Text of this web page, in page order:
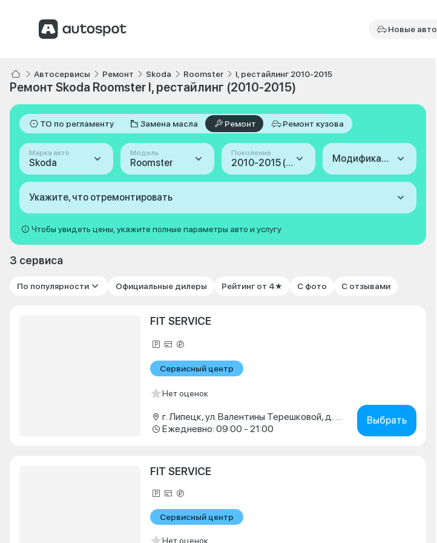
Новые авто
Автосервисы Ремонт Skoda Roomster I, рестайлинг 2010-2015
Ремонт Skoda Roomster I, рестайлинг (2010-2015)
ТО по регламенту Замена масла Ремонт Ремонт кузова
Марка авто
Skoda
Модель
Roomster
Поколение
2010-2015 (I, рестайлинг) Модификация
Укажите, что отремонтировать
Чтобы увидеть цены, укажите полные параметры авто и услугу
3 сервиса
По популярности Официальные дилеры Рейтинг от 4★ С фото С отзывами
FIT SERVICE
Сервисный центр
Нет оценок
Ежедневно: 09:00 - 21:00
Выбрать
FIT SERVICE
Сервисный центр
Нет оценок